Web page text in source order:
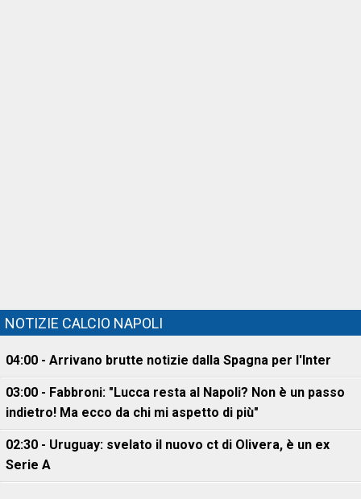
NOTIZIE CALCIO NAPOLI
04:00 - Arrivano brutte notizie dalla Spagna per l'Inter
03:00 - Fabbroni: "Lucca resta al Napoli? Non è un passo
indietro! Ma ecco da chi mi aspetto di più"
02:30 - Uruguay: svelato il nuovo ct di Olivera, è un ex
Serie A